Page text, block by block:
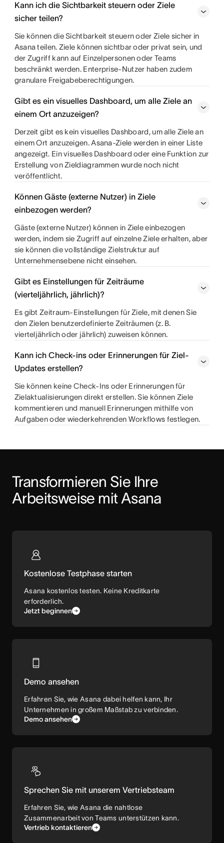
Kann ich die Sichtbarkeit steuern oder Ziele
sicher teilen?
Sie können die Sichtbarkeit steuern oder Ziele sicher in
Asana teilen. Ziele können sichtbar oder privat sein, und
der Zugriff kann auf Einzelpersonen oder Teams
beschränkt werden. Enterprise-Nutzer haben zudem
granulare Freigabeberechtigungen.
Gibt es ein visuelles Dashboard, um alle Ziele an
einem Ort anzuzeigen?
Derzeit gibt es kein visuelles Dashboard, um alle Ziele an
einem Ort anzuzeigen. Asana-Ziele werden in einer Liste
angezeigt. Ein visuelles Dashboard oder eine Funktion zur
Erstellung von Zieldiagrammen wurde noch nicht
veröffentlicht.
Können Gäste (externe Nutzer) in Ziele
einbezogen werden?
Gäste (externe Nutzer) können in Ziele einbezogen
werden, indem sie Zugriff auf einzelne Ziele erhalten, aber
sie können die vollständige Zielstruktur auf
Unternehmensebene nicht einsehen.
Gibt es Einstellungen für Zeiträume
(vierteljährlich, jährlich)?
Es gibt Zeitraum-Einstellungen für Ziele, mit denen Sie
den Zielen benutzerdefinierte Zeiträumen (z. B.
vierteljährlich oder jährlich) zuweisen können.
Kann ich Check-ins oder Erinnerungen für Ziel-
Updates erstellen?
Sie können keine Check-Ins oder Erinnerungen für
Zielaktualisierungen direkt erstellen. Sie können Ziele
kommentieren und manuell Erinnerungen mithilfe von
Aufgaben oder wiederkehrenden Workflows festlegen.
Transformieren Sie Ihre
Arbeitsweise mit Asana
Kostenlose Testphase starten
Asana kostenlos testen. Keine Kreditkarte
erforderlich.
Jetzt beginnen
Demo ansehen
Erfahren Sie, wie Asana dabei helfen kann, Ihr
Unternehmen in großem Maßstab zu verbinden.
Demo ansehen
Sprechen Sie mit unserem Vertriebsteam
Erfahren Sie, wie Asana die nahtlose
Zusammenarbeit von Teams unterstützen kann.
Vertrieb kontaktieren